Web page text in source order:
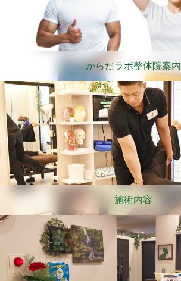
からだラボ整体院案内
施術内容